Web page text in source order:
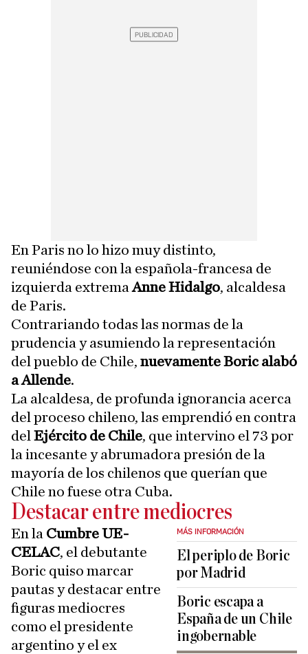
En Paris no lo hizo muy distinto,
reuniéndose con la española-francesa de
izquierda extremaAnne Hidalgo, alcaldesa
de Paris.
Contrariando todas las normas de la
prudencia y asumiendo la representación
del pueblo de Chile, nuevamente Boric alabó
a Allende.
La alcaldesa, de profunda ignorancia acerca
del proceso chileno, las emprendió en contra
del Ejército de Chile, que intervino el 73 por
la incesante y abrumadora presión de la
mayoría de los chilenos que querían que
Chile no fuese otra Cuba.
Destacar entre mediocres
MÁS INFORMACIÓN
El periplo de Boric
por Madrid
Boric escapa a
España de un Chile
ingobernable
En la Cumbre UE-
CELAC, el debutante
Boric quiso marcar
pautas y destacar entre
figuras mediocres
como el presidente
argentino y el ex